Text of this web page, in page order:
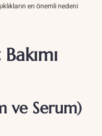
en önemli nedeni
ve Serum)